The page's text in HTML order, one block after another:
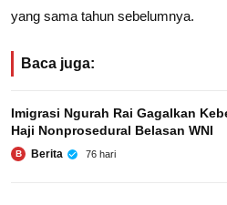
yang sama tahun sebelumnya.
Baca juga:
Imigrasi Ngurah Rai Gagalkan
Haji Nonprosedural Belasan WNI
B Berita 76 hari